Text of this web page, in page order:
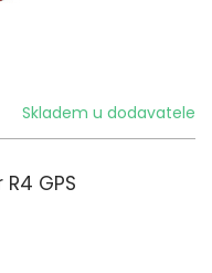
Skladem u dodavatele
GPS